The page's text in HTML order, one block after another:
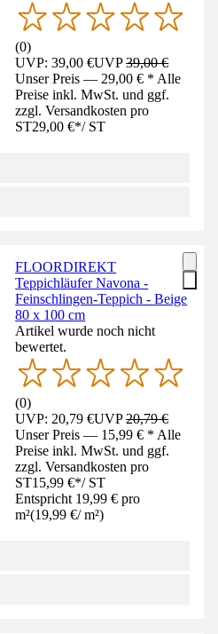
(0)
UVP: 39,00 €UVP39,00 €
Unser Preis — 29,00 € * Alle
Preise inkl. MwSt. und ggf.
zzgl. Versandkosten pro
ST29,00 €*/ ST
FLOORDIREKT
Teppichläufer Navona -
Feinschlingen-Teppich - Beige
80 x 100 cm
Artikel wurde noch nicht
bewertet.
(0)
UVP: 20,79 €UVP20,79 €
Unser Preis — 15,99 € * Alle
Preise inkl. MwSt. und ggf.
zzgl. Versandkosten pro
ST15,99 €*/ ST
Entspricht 19,99 € pro
m²(19,99 €/ m²)